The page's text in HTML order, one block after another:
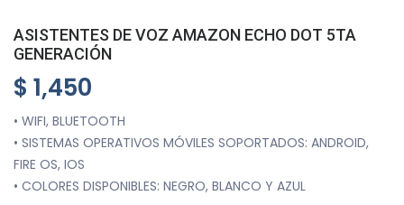
ASISTENTES DE VOZ AMAZON ECHO DOT 5TA
GENERACIÓN
$ 1,450
• WIFI, BLUETOOTH
• SISTEMAS OPERATIVOS MÓVILES SOPORTADOS: ANDROID,
FIRE OS, IOS
• COLORES DISPONIBLES: NEGRO, BLANCO Y AZUL